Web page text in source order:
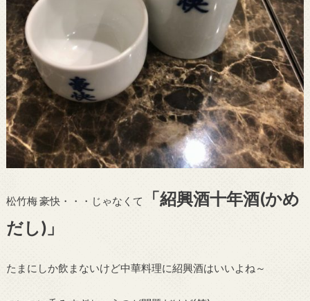
松竹梅 豪快・・・じゃなくて
「紹興酒十年酒(かめ
だし)」
たまにしか飲まないけど中華料理に紹興酒はいいよね～